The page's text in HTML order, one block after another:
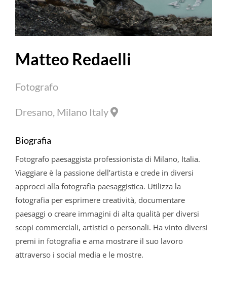
Matteo Redaelli
Fotografo
Dresano, Milano Italy
Biografia
Fotografo paesaggista professionista di Milano, Italia.
Viaggiare è la passione dell’artista e crede in diversi
approcci alla fotografia paesaggistica. Utilizza la
fotografia per esprimere creatività, documentare
paesaggi o creare immagini di alta qualità per diversi
scopi commerciali, artistici o personali. Ha vinto diversi
premi in fotografia e ama mostrare il suo lavoro
attraverso i social media e le mostre.